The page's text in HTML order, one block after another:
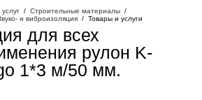
/ Строительные материалы /
и виброизоляция / Товары и услуги
для всех
рулон K-
1*3 м/50 мм.